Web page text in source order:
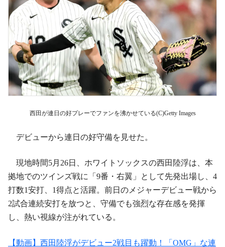
西田が連日の好プレーでファンを沸かせている(C)Getty Images
デビューから連日の好守備を見せた。
現地時間5月26日、ホワイトソックスの西田陸浮は、本
拠地でのツインズ戦に「9番・右翼」として先発出場し、4
打数1安打、1得点と活躍。前日のメジャーデビュー戦から
2試合連続安打を放つと、守備でも強烈な存在感を発揮
し、熱い視線が注がれている。
【動画】西田陸浮がデビュー2戦目も躍動！「OMG」な連